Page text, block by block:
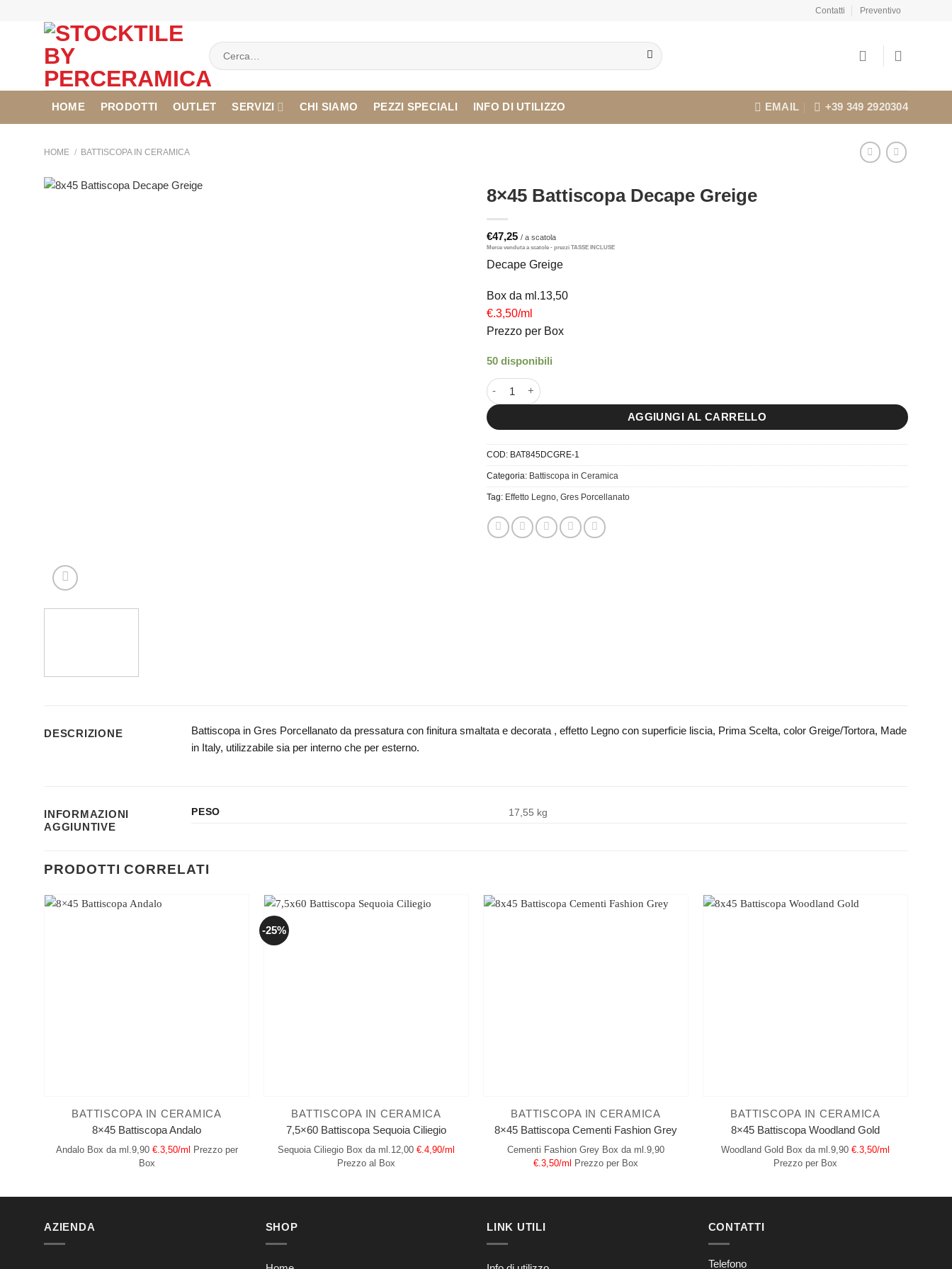
Contatti Preventivo
Cerca:
HOME PRODOTTI OUTLET SERVIZI CHI SIAMO PEZZI SPECIALI INFO DI UTILIZZO EMAIL +39 349 2920304
HOME / BATTISCOPA IN CERAMICA
8×45 Battiscopa Decape Greige
€47,25
Decape Greige
Box da ml.13,50
€.3,50/ml
Prezzo per Box
50 disponibili
8x45 Battiscopa Decape Greige quantità
AGGIUNGI AL CARRELLO
COD: BAT845DCGRE-1
Categoria: Battiscopa in Ceramica
Tag: Effetto Legno, Gres Porcellanato
DESCRIZIONE
Battiscopa in Gres Porcellanato da pressatura con finitura smaltata e decorata , effetto Legno con superficie liscia, Prima Scelta, color Greige/Tortora, Made
in Italy, utilizzabile sia per interno che per esterno.
INFORMAZIONI
AGGIUNTIVE
PESO 17,55 kg
PRODOTTI CORRELATI
BATTISCOPA IN CERAMICA
8×45 Battiscopa Andalo
Andalo Box da ml.9,90 €.3,50/ml Prezzo per
Box
-25%
BATTISCOPA IN CERAMICA
7,5×60 Battiscopa Sequoia Ciliegio
Sequoia Ciliegio Box da ml.12,00 €.4,90/ml
Prezzo al Box
BATTISCOPA IN CERAMICA
8×45 Battiscopa Cementi Fashion Grey
Cementi Fashion Grey Box da ml.9,90
€.3,50/ml Prezzo per Box
BATTISCOPA IN CERAMICA
8×45 Battiscopa Woodland Gold
Woodland Gold Box da ml.9,90 €.3,50/ml
Prezzo per Box
AZIENDA SHOP LINK UTILI CONTATTI
Telefono